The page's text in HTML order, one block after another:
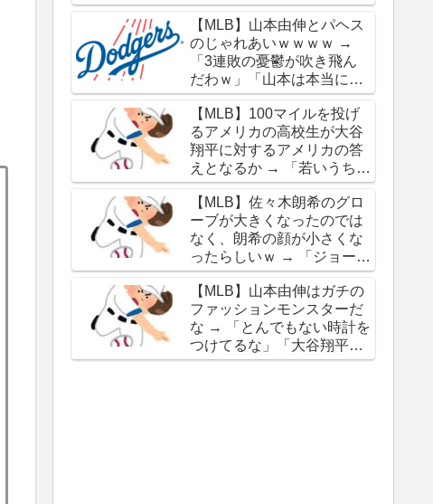
さを物語ってるな」「ワー
ルドシリーズで延長18回ま
でいった試合も凄かった」
【MLB】山本由伸とパヘス
のじゃれあいｗｗｗｗ →
「3連敗の憂鬱が吹き飛ん
だわｗ」「山本は本当にオ
シャレだな」
【MLB】100マイルを投げ
るアメリカの高校生が大谷
翔平に対するアメリカの答
えとなるか → 「若いうちか
ら神格化されても期待通り
のキャリアを築けるのはほ
んの一握りだからな」「大
谷の名前を出したのはクリ
ック数稼ぎでしかないわ」
【MLB】佐々木朗希のグロ
ーブが大きくなったのでは
なく、朗希の顔が小さくな
ったらしいｗ → 「ジョーク
が出るってことは絶好調の
証拠だな」「癖なのか精神
的なものなのか分からない
がいい方向に進んだのはい
いことだ」
【MLB】山本由伸はガチの
ファッションモンスターだ
な → 「とんでもない時計を
つけてるな」「大谷翔平と
は真逆だな」